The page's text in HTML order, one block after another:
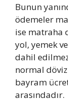
Bunun
ödemeler
ise matraha
yol, yemek
dahil
normal
bayram
arasındadır.